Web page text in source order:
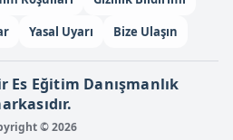
Yasal Uyarı Bize Ulaşın
Es Eğitim Danışmanlık
© 2026